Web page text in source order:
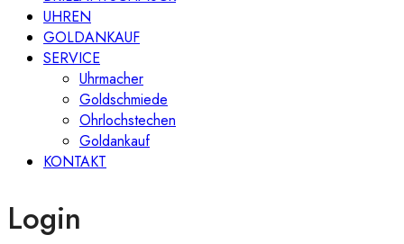
UHREN
GOLDANKAUF
SERVICE
Uhrmacher
Goldschmiede
Ohrlochstechen
Goldankauf
KONTAKT
Login